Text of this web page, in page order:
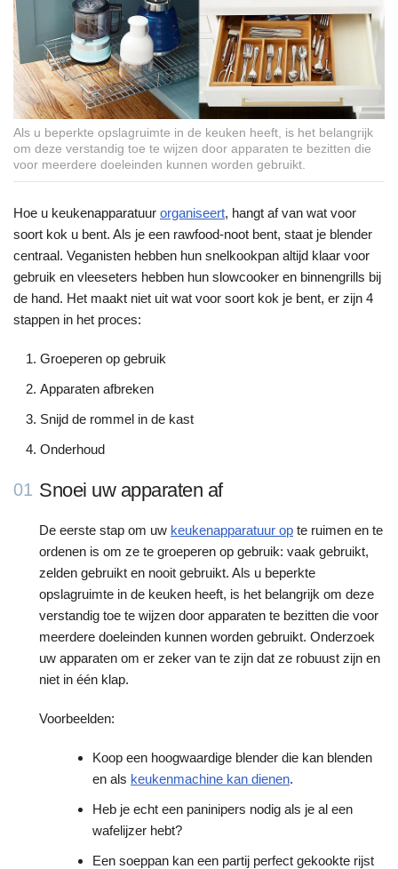
Als u beperkte opslagruimte in de keuken heeft, is het belangrijk
om deze verstandig toe te wijzen door apparaten te bezitten die
voor meerdere doeleinden kunnen worden gebruikt.
Hoe u keukenapparatuur organiseert, hangt af van wat voor
soort kok u bent. Als je een rawfood-noot bent, staat je blender
centraal. Veganisten hebben hun snelkookpan altijd klaar voor
gebruik en vleeseters hebben hun slowcooker en binnengrills bij
de hand. Het maakt niet uit wat voor soort kok je bent, er zijn 4
stappen in het proces:
Groeperen op gebruik
Apparaten afbreken
Snijd de rommel in de kast
Onderhoud
01 Snoei uw apparaten af
De eerste stap om uw keukenapparatuur op te ruimen en te
ordenen is om ze te groeperen op gebruik: vaak gebruikt,
zelden gebruikt en nooit gebruikt. Als u beperkte
opslagruimte in de keuken heeft, is het belangrijk om deze
verstandig toe te wijzen door apparaten te bezitten die voor
meerdere doeleinden kunnen worden gebruikt. Onderzoek
uw apparaten om er zeker van te zijn dat ze robuust zijn en
niet in één klap.
Voorbeelden:
Koop een hoogwaardige blender die kan blenden
en als keukenmachine kan dienen.
Heb je echt een paninipers nodig als je al een
wafelijzer hebt?
Een soeppan kan een partij perfect gekookte rijst